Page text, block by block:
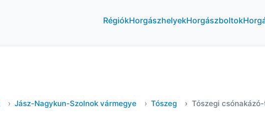
RégiókHorgászhelyekHorgászboltok
Jász-Nagykun-Szolnok vármegye Tószeg Tószegi